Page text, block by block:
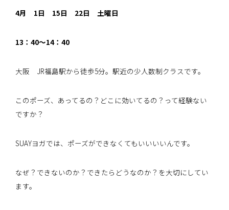
4月 1日 15日 22日 土曜日
13：40～14：40
大阪 JR福島駅から徒歩5分。駅近の少人数制クラスです。
このポーズ、あってるの？どこに効いてるの？って経験ない
ですか？
SUAYヨガでは、ポーズができなくてもいいいいんです。
なぜ？できないのか？できたらどうなのか？を大切にしてい
ます。